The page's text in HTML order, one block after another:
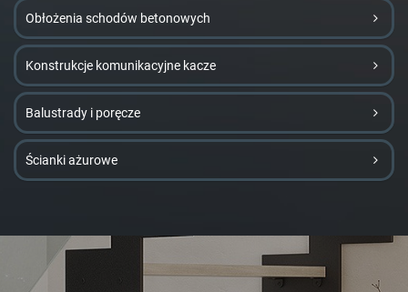
Obłożenia schodów betonowych
Konstrukcje komunikacyjne kacze
Balustrady i poręcze
Ścianki ażurowe